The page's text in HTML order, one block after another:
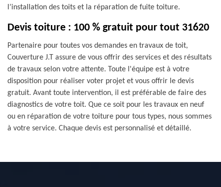
l’installation des toits et la réparation de fuite toiture.
Devis toiture : 100 % gratuit pour tout 31620
Partenaire pour toutes vos demandes en travaux de toit,
Couverture J.T assure de vous offrir des services et des résultats
de travaux selon votre attente. Toute l'équipe est à votre
disposition pour réaliser voter projet et vous offrir le devis
gratuit. Avant toute intervention, il est préférable de faire des
diagnostics de votre toit. Que ce soit pour les travaux en neuf
ou en réparation de votre toiture pour tous types, nous sommes
à votre service. Chaque devis est personnalisé et détaillé.